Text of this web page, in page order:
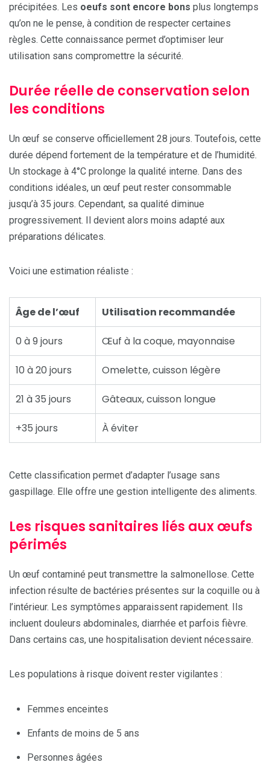
précipitées. Les oeufs sont encore bons plus longtemps
qu’on ne le pense, à condition de respecter certaines
règles. Cette connaissance permet d’optimiser leur
utilisation sans compromettre la sécurité.
Durée réelle de conservation selon
les conditions
Un œuf se conserve officiellement 28 jours. Toutefois, cette
durée dépend fortement de la température et de l’humidité.
Un stockage à 4°C prolonge la qualité interne. Dans des
conditions idéales, un œuf peut rester consommable
jusqu’à 35 jours. Cependant, sa qualité diminue
progressivement. Il devient alors moins adapté aux
préparations délicates.
Voici une estimation réaliste :
Âge de l’œuf Utilisation recommandée
0 à 9 jours Œuf à la coque, mayonnaise
10 à 20 jours Omelette, cuisson légère
21 à 35 jours Gâteaux, cuisson longue
+35 jours À éviter
Cette classification permet d’adapter l’usage sans
gaspillage. Elle offre une gestion intelligente des aliments.
Les risques sanitaires liés aux œufs
périmés
Un œuf contaminé peut transmettre la salmonellose. Cette
infection résulte de bactéries présentes sur la coquille ou à
l’intérieur. Les symptômes apparaissent rapidement. Ils
incluent douleurs abdominales, diarrhée et parfois fièvre.
Dans certains cas, une hospitalisation devient nécessaire.
Les populations à risque doivent rester vigilantes :
Femmes enceintes
Enfants de moins de 5 ans
Personnes âgées